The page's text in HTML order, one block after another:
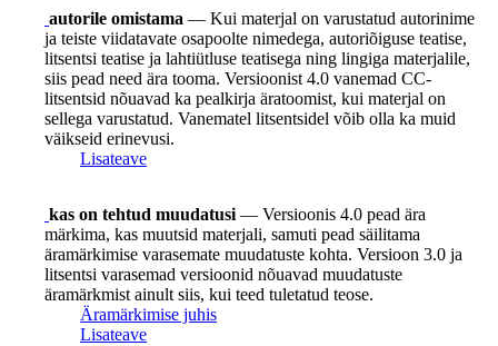
autorile omistama — Kui materjal on varustatud autorinime
ja teiste viidatavate osapoolte nimedega, autoriõiguse teatise,
litsentsi teatise ja lahtiütluse teatisega ning lingiga materjalile,
siis pead need ära tooma. Versioonist 4.0 vanemad CC-
litsentsid nõuavad ka pealkirja äratoomist, kui materjal on
sellega varustatud. Vanematel litsentsidel võib olla ka muid
väikseid erinevusi.
Lisateave
kas on tehtud muudatusi — Versioonis 4.0 pead ära
märkima, kas muutsid materjali, samuti pead säilitama
äramärkimise varasemate muudatuste kohta. Versioon 3.0 ja
litsentsi varasemad versioonid nõuavad muudatuste
äramärkmist ainult siis, kui teed tuletatud teose.
Äramärkimise juhis
Lisateave